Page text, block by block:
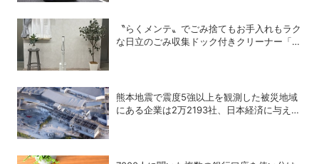
〝らくメンテ〟でごみ捨てもお手入れもラク
な日立のごみ収集ドック付きクリーナー「ら
熊本地震で震度5強以上を観測した被災地域
にある企業は2万2193社、日本経済に与える